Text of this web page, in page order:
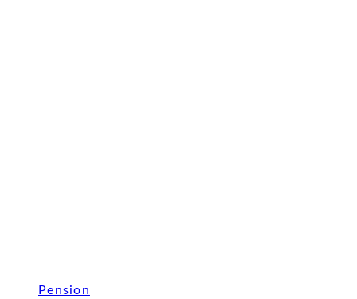
Pension